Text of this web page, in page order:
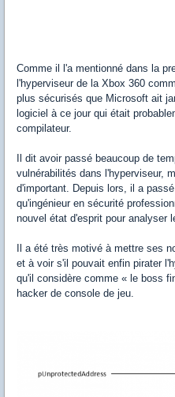
Comme il l'a mentionné dans la
l'hyperviseur de la Xbox 360
plus sécurisés que Microsoft ait
logiciel à ce jour qui était
compilateur.
Il dit avoir passé beaucoup de
vulnérabilités dans l'hyperviseur,
d'important. Depuis lors, il a
qu'ingénieur en sécurité
nouvel état d'esprit pour analyser
Il a été très motivé à mettre ses
et à voir s'il pouvait enfin pirater
qu'il considère comme « le boss
hacker de console de jeu.